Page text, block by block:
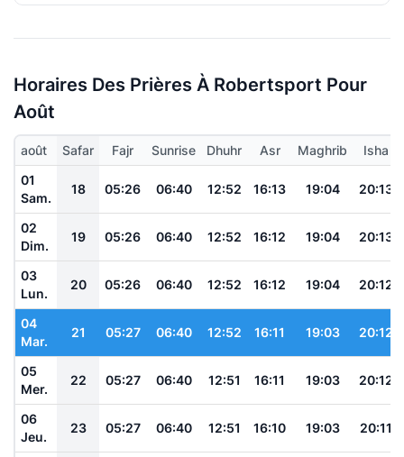
Horaires Des Prières À Robertsport Pour
Août
août Safar Fajr Sunrise Dhuhr Asr Maghrib
Isha
01
Sam.
18 05:26 06:40 12:52 16:13 19:04 20:13
02
Dim.
19 05:26 06:40 12:52 16:12 19:04 20:13
03
Lun.
20 05:26 06:40 12:52 16:12 19:04 20:12
04
Mar.
21 05:27 06:40 12:52 16:11 19:03 20:12
05
Mer.
22 05:27 06:40 12:51 16:11 19:03 20:12
06
Jeu.
23 05:27 06:40 12:51 16:10 19:03 20:11